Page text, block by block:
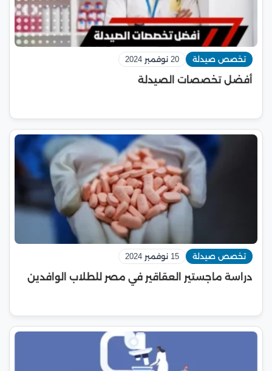
تخصص صيدلة 20 نوفمبر 2024
أفضل تخصصات الصيدلة
تخصص صيدلة 15 نوفمبر 2024
دراسة ماجستير العقاقير في مصر للطلاب الوافدين